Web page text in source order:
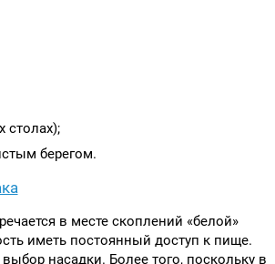
столах);
берегом.
в месте скоплений «белой»
иметь постоянный доступ к пище.
насадки. Более того, поскольку в